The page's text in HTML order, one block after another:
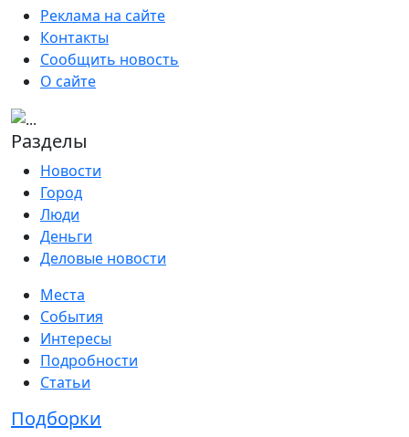
Реклама на сайте
Контакты
Сообщить новость
О сайте
Разделы
Новости
Город
Люди
Деньги
Деловые новости
Места
События
Интересы
Подробности
Статьи
Подборки